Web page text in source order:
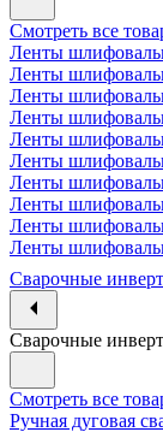
Смотреть все
Ленты
Ленты
Ленты
Ленты
Ленты
Ленты
Ленты
Ленты
Ленты
Ленты
Сварочные
Сварочные
Смотреть все
Ручная дуговая